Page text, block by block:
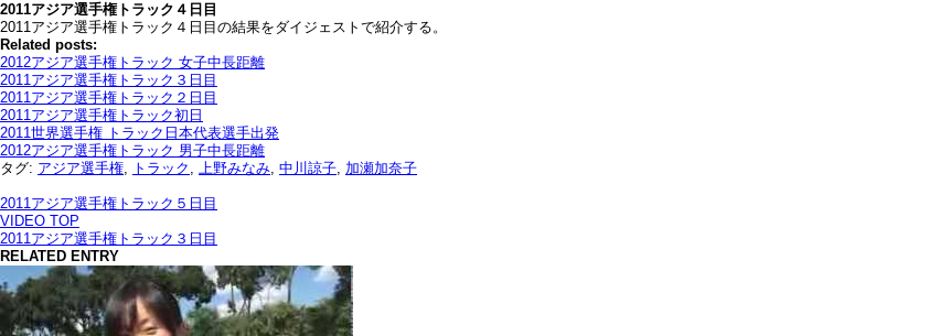
2011アジア選手権トラック４日目
2011アジア選手権トラック４日目の結果をダイジェストで紹介する。
Related posts:
2012アジア選手権トラック 女子中長距離
2011アジア選手権トラック３日目
2011アジア選手権トラック２日目
2011アジア選手権トラック初日
2011世界選手権 トラック日本代表選手出発
2012アジア選手権トラック 男子中長距離
タグ: アジア選手権, トラック , 上野みなみ, 中川諒子, 加瀬加奈子
2011アジア選手権トラック５日目
VIDEO TOP
2011アジア選手権トラック３日目
RELATED ENTRY